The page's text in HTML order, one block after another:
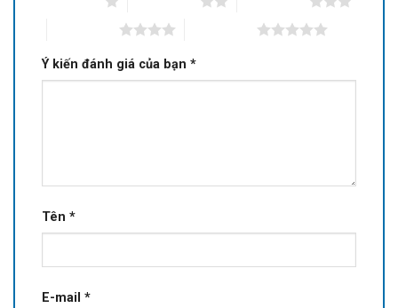
Ý kiến đánh giá của bạn *
Tên *
E-mail *